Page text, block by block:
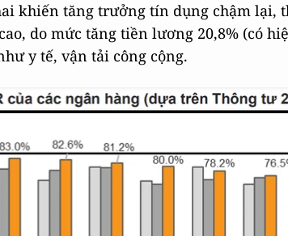
khiến tăng trưởng tín dụng chậm lại,
do mức tăng tiền lương 20,8% (có
y tế, vận tải công cộng.